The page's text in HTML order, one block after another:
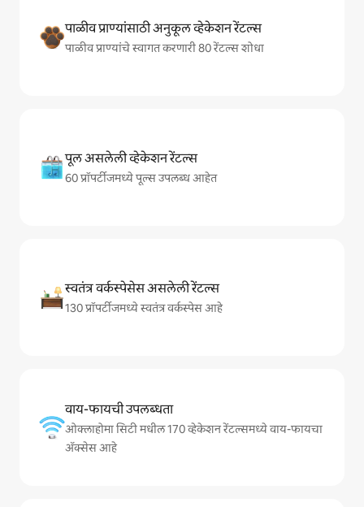
पाळीव प्राण्यांसाठी अनुकूल व्हेकेशन रेंटल्स
पाळीव प्राण्यांचे स्वागत करणारी 80 रेंटल्स शोधा
पूल असलेली व्हेकेशन रेंटल्स
60 प्रॉपर्टीजमध्ये पूल्स उपलब्ध आहेत
स्वतंत्र वर्कस्पेसेस असलेली रेंटल्स
130 प्रॉपर्टीजमध्ये स्वतंत्र वर्कस्पेस आहे
वाय-फायची उपलब्धता
ओक्लाहोमा सिटी मधील 170 व्हेकेशन रेंटल्समध्ये वाय-फायचा
अ‍ॅक्सेस आहे